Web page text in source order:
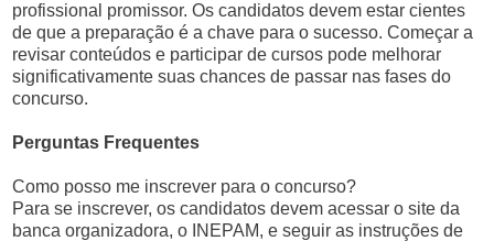
profissional promissor. Os candidatos devem estar cientes
de que a preparação é a chave para o sucesso. Começar a
revisar conteúdos e participar de cursos pode melhorar
significativamente suas chances de passar nas fases do
concurso.
Perguntas Frequentes
Como posso me inscrever para o concurso?
Para se inscrever, os candidatos devem acessar o site da
banca organizadora, o INEPAM, e seguir as instruções de